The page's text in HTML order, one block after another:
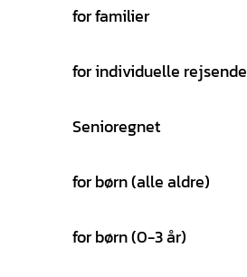
for familier
for individuelle rejsende
Senioregnet
for børn (alle aldre)
for børn (0-3 år)